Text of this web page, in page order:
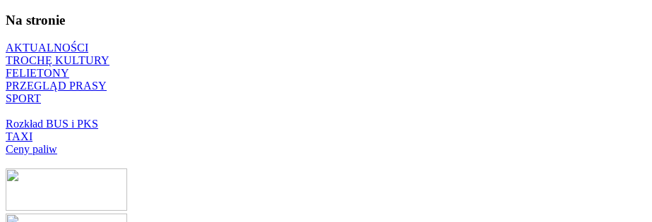
Na stronie
AKTUALNOŚCI
TROCHĘ KULTURY
FELIETONY
PRZEGLĄD PRASY
SPORT
Rozkład BUS i PKS
TAXI
Ceny paliw